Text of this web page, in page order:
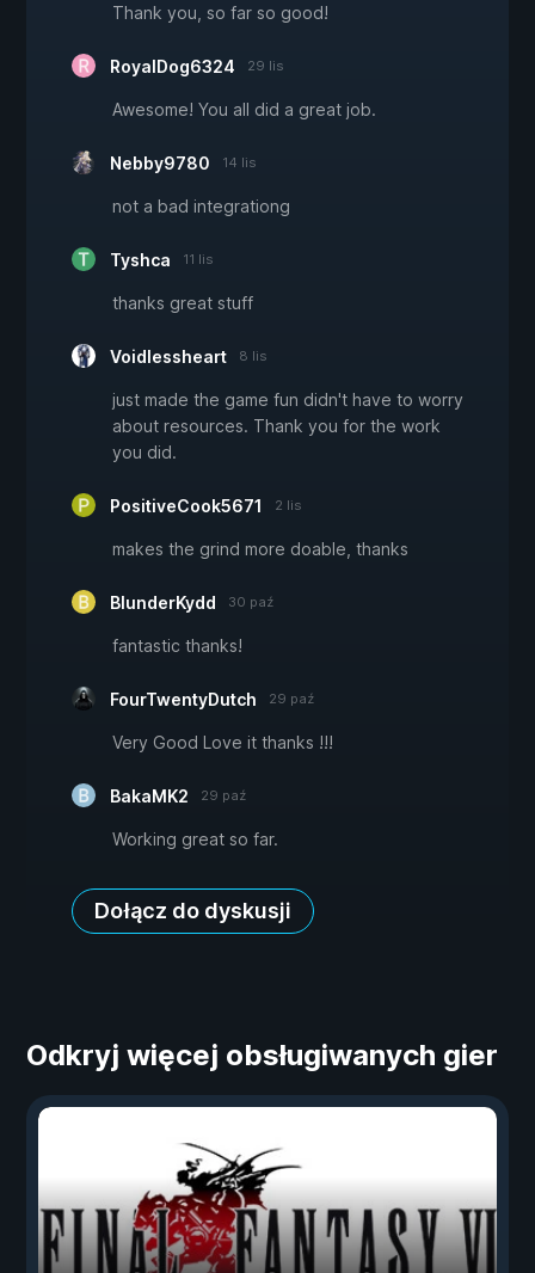
Thank you, so far so good!
RoyalDog6324 29 lis
Awesome! You all did a great job.
Nebby9780 14 lis
not a bad integrationg
Tyshca 11 lis
thanks great stuff
Voidlessheart 8 lis
just made the game fun didn't have to worry
about resources. Thank you for the work
you did.
PositiveCook5671 2 lis
makes the grind more doable, thanks
BlunderKydd 30 paź
fantastic thanks!
FourTwentyDutch 29 paź
Very Good Love it thanks !!!
BakaMK2 29 paź
Working great so far.
Dołącz do dyskusji
Odkryj więcej obsługiwanych gier